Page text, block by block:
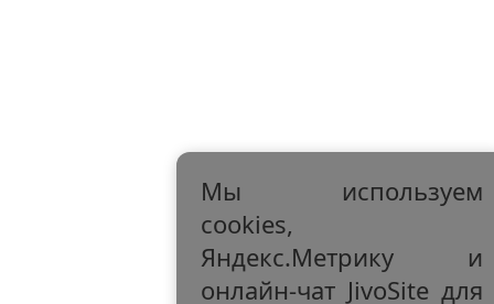
Мы используем
cookies,
Яндекс.Метрику и
онлайн-чат JivoSite для